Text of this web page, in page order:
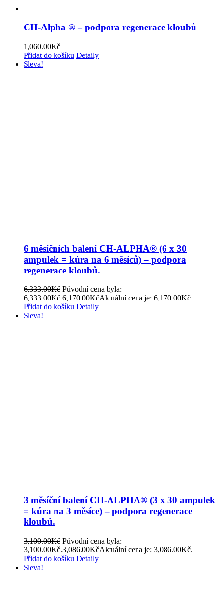
CH-Alpha ® – podpora regenerace kloubů
1,060.00Kč
Přidat do košíku Detaily
Sleva!
6 měsíčních balení CH-ALPHA® (6 x 30
ampulek = kúra na 6 měsíců) – podpora
regenerace kloubů.
6,333.00Kč Původní cena byla:
6,333.00Kč.6,170.00KčAktuální cena je: 6,170.00Kč.
Přidat do košíku Detaily
Sleva!
3 měsíční balení CH-ALPHA® (3 x 30 ampulek
= kúra na 3 měsíce) – podpora regenerace
kloubů.
3,100.00Kč Původní cena byla:
3,100.00Kč.3,086.00KčAktuální cena je: 3,086.00Kč.
Přidat do košíku Detaily
Sleva!